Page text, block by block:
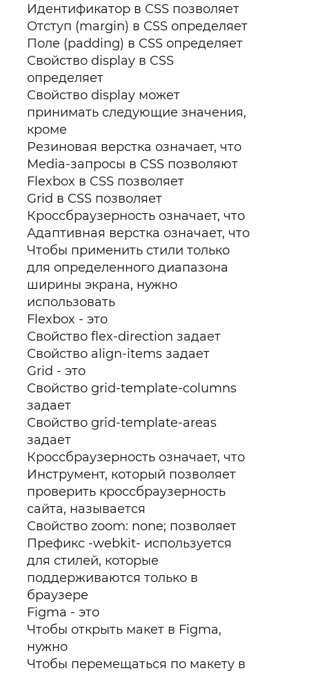
Идентификатор в CSS позволяет
Отступ (margin) в CSS определяет
Поле (padding) в CSS определяет
Свойство display в CSS
определяет
Свойство display может
принимать следующие значения,
кроме
Резиновая верстка означает, что
Media-запросы в CSS позволяют
Flexbox в CSS позволяет
Grid в CSS позволяет
Кроссбраузерность означает, что
Адаптивная верстка означает, что
Чтобы применить стили только
для определенного диапазона
ширины экрана, нужно
использовать
Flexbox - это
Свойство flex-direction задает
Свойство align-items задает
Grid - это
Свойство grid-template-columns
задает
Свойство grid-template-areas
задает
Кроссбраузерность означает, что
Инструмент, который позволяет
проверить кроссбраузерность
сайта, называется
Свойство zoom: none; позволяет
Префикс -webkit- используется
для стилей, которые
поддерживаются только в
браузере
Figma - это
Чтобы открыть макет в Figma,
нужно
Чтобы перемещаться по макету в